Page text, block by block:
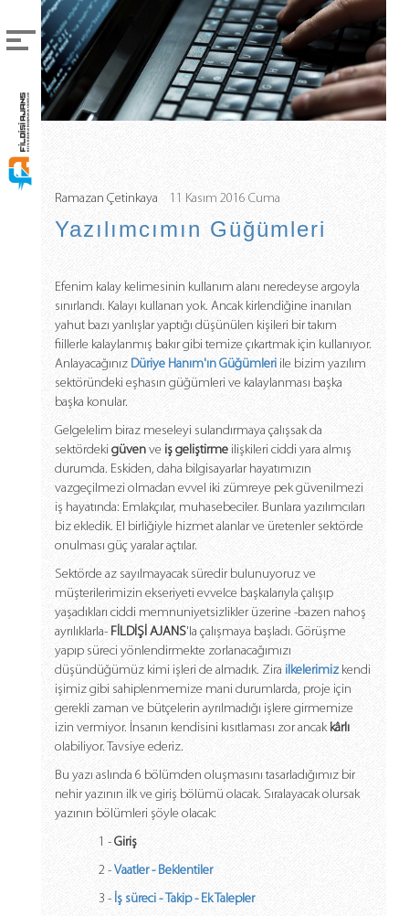
Menü
Anasayfa
Projelerimiz
Blog
Bizden Haberler
İletişim
Bizi
Takip
Edin
Ramazan Çetinkaya 11 Kasım 2016 Cuma
Yazılımcımın Güğümleri
Efenim kalay kelimesinin kullanım alanı neredeyse argoyla
sınırlandı. Kalayı kullanan yok. Ancak kirlendiğine inanılan
yahut bazı yanlışlar yaptığı düşünülen kişileri bir takım
fiillerle kalaylanmış bakır gibi temize çıkartmak için kullanıyor.
Anlayacağınız Düriye Hanım'ın Güğümleri ile bizim yazılım
sektöründeki eşhasın güğümleri ve kalaylanması başka
başka konular.
Gelgelelim biraz meseleyi sulandırmaya çalışsak da
sektördeki güven ve iş geliştirme ilişkileri ciddi yara almış
durumda. Eskiden, daha bilgisayarlar hayatımızın
vazgeçilmezi olmadan evvel iki zümreye pek güvenilmezi
iş hayatında: Emlakçılar, muhasebeciler. Bunlara yazılımcıları
biz ekledik. El birliğiyle hizmet alanlar ve üretenler sektörde
onulması güç yaralar açtılar.
Sektörde az sayılmayacak süredir bulunuyoruz ve
müşterilerimizin ekseriyeti evvelce başkalarıyla çalışıp
yaşadıkları ciddi memnuniyetsizlikler üzerine -bazen nahoş
ayrılıklarla- FİLDİŞİ AJANS'la çalışmaya başladı. Görüşme
yapıp süreci yönlendirmekte zorlanacağımızı
düşündüğümüz kimi işleri de almadık. Zira ilkelerimizkendi
işimiz gibi sahiplenmemize mani durumlarda, proje için
gerekli zaman ve bütçelerin ayrılmadığı işlere girmemize
izin vermiyor. İnsanın kendisini kısıtlaması zor ancak kârlı
olabiliyor. Tavsiye ederiz.
Bu yazı aslında 6 bölümden oluşmasını tasarladığımız bir
nehir yazının ilk ve giriş bölümü olacak. Sıralayacak olursak
yazının bölümleri şöyle olacak:
1 - Giriş
2 - Vaatler- Beklentiler
3 - İş süreci - Takip- Ek Talepler